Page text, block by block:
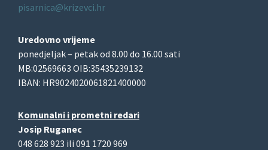
pisarnica@krizevci.hr
Uredovno vrijeme
ponedjeljak – petak od 8.00 do 16.00 sati
MB:02569663 OIB:35435239132
IBAN: HR9024020061821400000
Komunalni i prometni redari
Josip Ruganec
048 628 923 ili 091 1720 969